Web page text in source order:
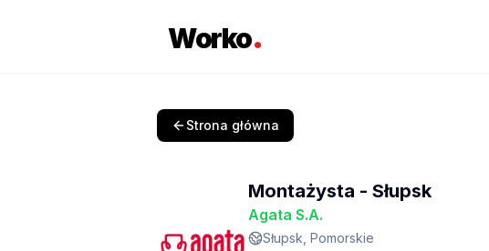
Worko.
Strona główna
Montażysta - Słupsk
Agata S.A.
Słupsk, Pomorskie